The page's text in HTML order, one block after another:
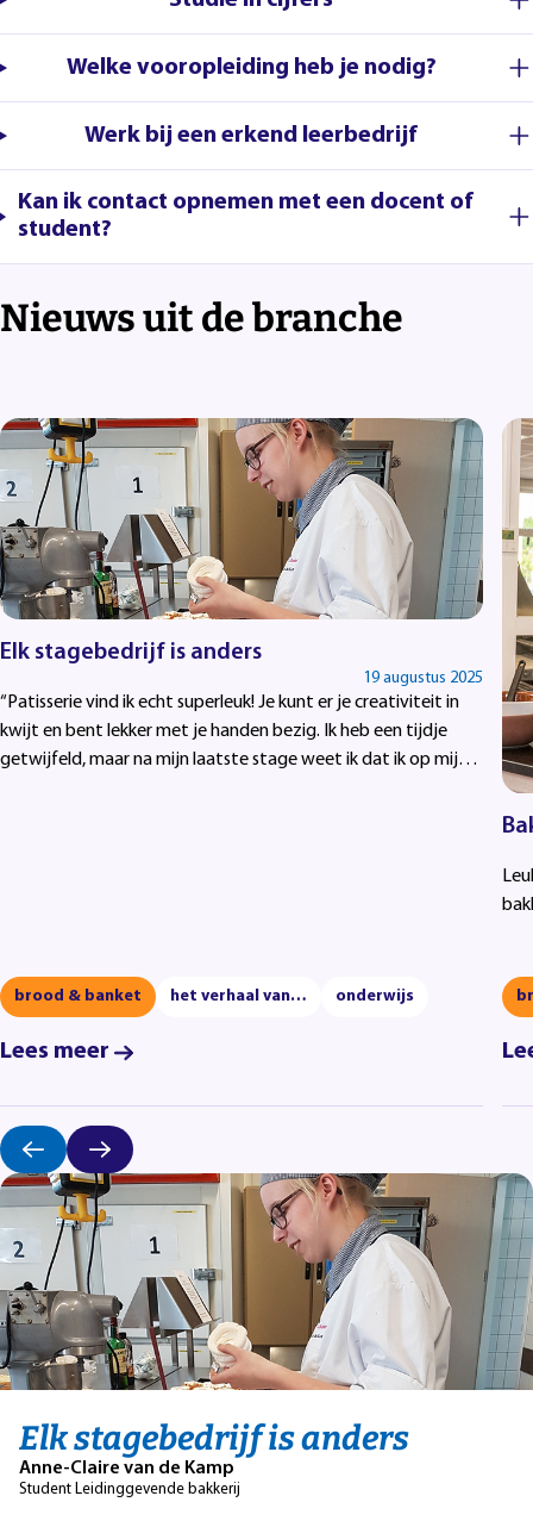
Welke vooropleiding heb je nodig?
Werk bij een erkend leerbedrijf
Kan ik contact opnemen met een docent of
student?
Nieuws uit de branche
Elk stagebedrijf is anders
19 augustus 2025
“Patisserie vind ik echt superleuk! Je kunt er je creativiteit in
kwijt en bent lekker met je handen bezig. Ik heb een tijdje
getwijfeld, maar na mijn laatste stage weet ik dat ik op mijn
brood & banket het verhaal van… onderwijs
Lees meer
Elk stagebedrijf is anders
Anne-Claire van de Kamp
Student Leidinggevende bakkerij